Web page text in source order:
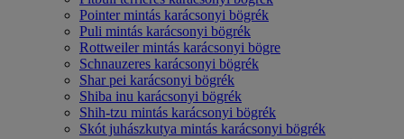
Pointer mintás karácsonyi bögrék
Puli mintás karácsonyi bögrék
Rottweiler mintás karácsonyi bögre
Schnauzeres karácsonyi bögrék
Shar pei karácsonyi bögrék
Shiba inu karácsonyi bögrék
Shih-tzu mintás karácsonyi bögrék
Skót juhászkutya mintás karácsonyi bögrék